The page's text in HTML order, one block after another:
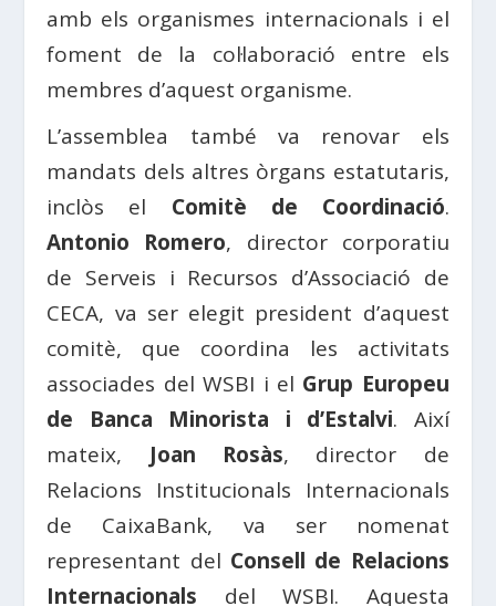
amb els organismes internacionals i el
foment de la col·laboració entre els
membres d’aquest organisme.
L’assemblea també va renovar els
mandats dels altres òrgans estatutaris,
inclòs el Comitè de Coordinació.
Antonio Romero, director corporatiu
de Serveis i Recursos d’Associació de
CECA, va ser elegit president d’aquest
comitè, que coordina les activitats
associades del WSBI i el Grup Europeu
de Banca Minorista i d’Estalvi. Així
mateix, Joan Rosàs, director de
Relacions Institucionals Internacionals
de CaixaBank, va ser nomenat
representant del Consell de Relacions
Internacionals del WSBI. Aquesta